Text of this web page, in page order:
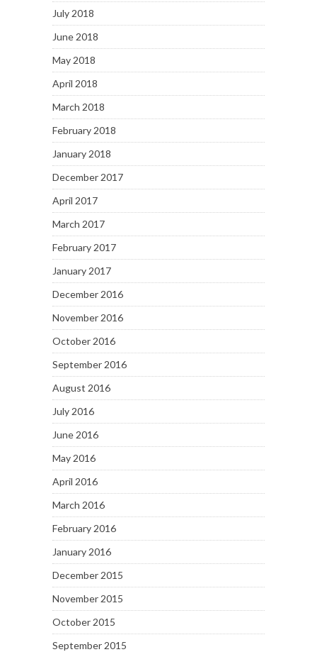
July 2018
June 2018
May 2018
April 2018
March 2018
February 2018
January 2018
December 2017
April 2017
March 2017
February 2017
January 2017
December 2016
November 2016
October 2016
September 2016
August 2016
July 2016
June 2016
May 2016
April 2016
March 2016
February 2016
January 2016
December 2015
November 2015
October 2015
September 2015